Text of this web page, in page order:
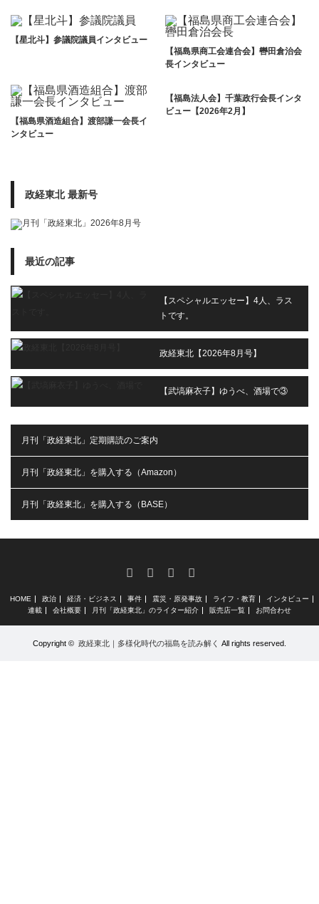
【星北斗】参議院議員インタビュー
【福島県商工会連合会】轡田倉治会
長インタビュー
【福島県酒造組合】渡部謙一会長イ
ンタビュー
【福島法人会】千葉政行会長インタ
ビュー【2026年2月】
政経東北 最新号
最近の記事
【スペシャルエッセー】4人、ラス
トです。
政経東北【2026年8月号】
【武塙麻衣子】ゆうべ、酒場で③
月刊「政経東北」定期購読のご案内
月刊「政経東北」を購入する（Amazon）
月刊「政経東北」を購入する（BASE）
FacebookInstagram
RSS
HOME 政治 経済・ビジネス 事件 震災・原発事故 ライフ・教育
インタビュー
連載
会社概要 月刊「政経東北」のライター紹介 販売店一覧 お問合わせ
Copyright © 政経東北｜多様化時代の福島を読み解く All rights reserved.